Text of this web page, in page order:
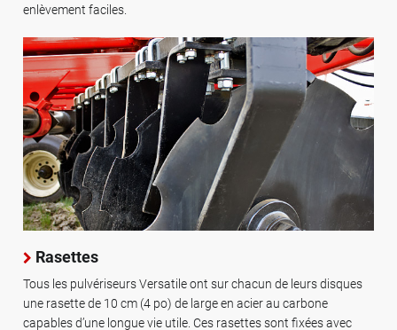
enlèvement faciles.
Rasettes
Tous les pulvériseurs Versatile ont sur chacun de leurs disques
une rasette de 10 cm (4 po) de large en acier au carbone
capables d’une longue vie utile. Ces rasettes sont fixées avec